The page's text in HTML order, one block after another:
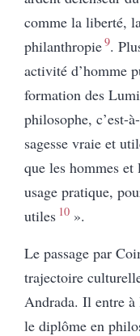
comme la liberté,
philanthropie9.
activité d’homme
formation des
philosophe, c’est-
sagesse vraie et
que les hommes
usage pratique,
utiles 10».
Le passage par
trajectoire
Andrada. Il entre
le diplôme en